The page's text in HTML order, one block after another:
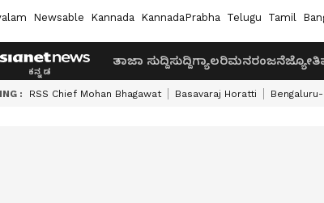
Newsable Kannada KannadaPrabha Telugu Tamil
ತಾಜಾ ಸುದ್ದಿಸುದ್ದಿಗ್ಯಾಲರಿಮನರಂಜನೆ
: RSS Chief Mohan Bhagawat Basavaraj Horatti